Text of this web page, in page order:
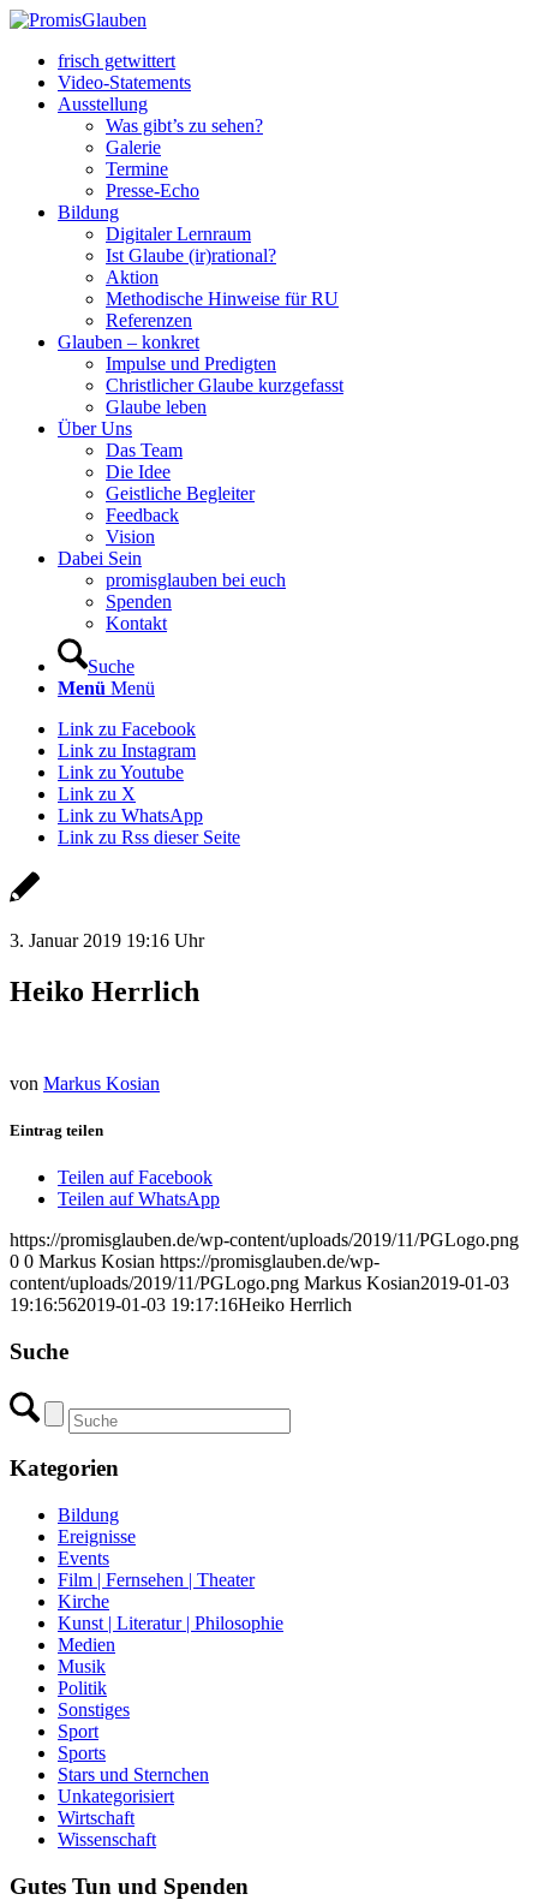
frisch getwittert
Video-Statements
Ausstellung
Was gibt’s zu sehen?
Galerie
Termine
Presse-Echo
Bildung
Digitaler Lernraum
Ist Glaube (ir)rational?
Aktion
Methodische Hinweise für RU
Referenzen
Glauben – konkret
Impulse und Predigten
Christlicher Glaube kurzgefasst
Glaube leben
Über Uns
Das Team
Die Idee
Geistliche Begleiter
Feedback
Vision
Dabei Sein
promisglauben bei euch
Spenden
Kontakt
Suche
Menü Menü
Link zu Facebook
Link zu Instagram
Link zu Youtube
Link zu X
Link zu WhatsApp
Link zu Rss dieser Seite
3. Januar 2019 19:16 Uhr
Heiko Herrlich
von Markus Kosian
Eintrag teilen
Teilen auf Facebook
Teilen auf WhatsApp
https://promisglauben.de/wp-content/uploads/2019/11/PGLogo.png
0 0 Markus Kosian https://promisglauben.de/wp-
content/uploads/2019/11/PGLogo.png Markus Kosian2019-01-03
19:16:562019-01-03 19:17:16Heiko Herrlich
Suche
Kategorien
Bildung
Ereignisse
Events
Film | Fernsehen | Theater
Kirche
Kunst | Literatur | Philosophie
Medien
Musik
Politik
Sonstiges
Sport
Sports
Stars und Sternchen
Unkategorisiert
Wirtschaft
Wissenschaft
Gutes Tun und Spenden